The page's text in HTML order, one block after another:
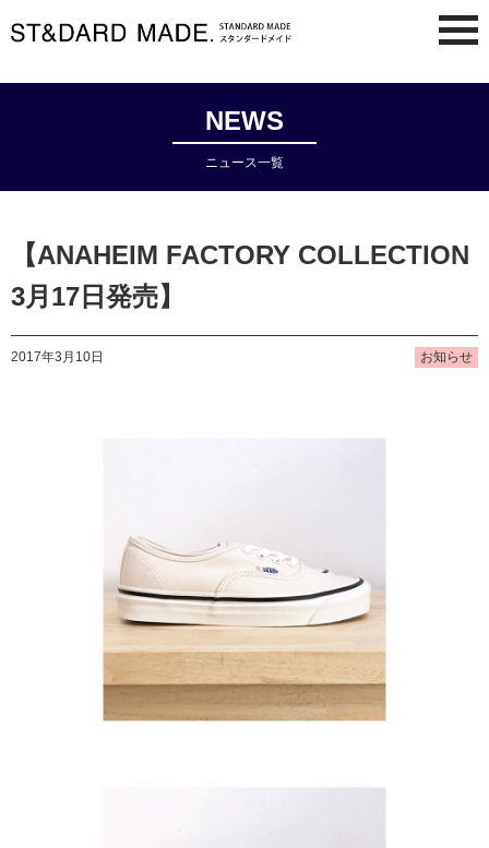
NEWS
ニュース一覧
【ANAHEIM FACTORY COLLECTION
3月17日発売】
2017年3月10日 お知らせ